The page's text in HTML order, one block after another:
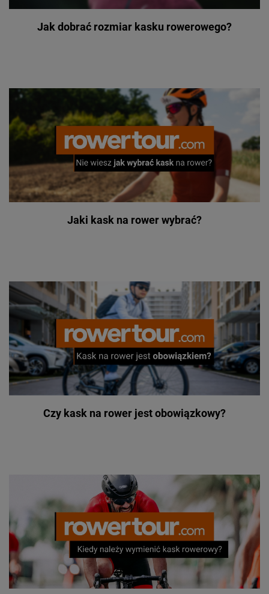
Jak dobrać rozmiar kasku rowerowego?
Jaki kask na rower wybrać?
Czy kask na rower jest obowiązkowy?